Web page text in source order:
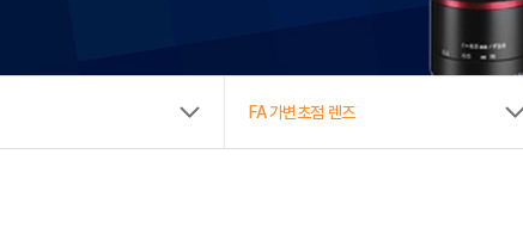
FA 가변초점 렌즈